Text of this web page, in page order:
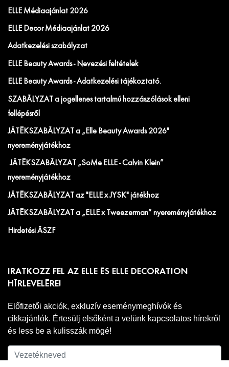
ELLE Médiaajánlat 2026
ELLE Decor Médiaajánlat 2026
Adatkezelési szabályzat
ELLE Beauty Awards - Nevezési feltételek
ELLE Beauty Awards - Adatkezelési tájékoztató.
SZABÁLYZAT a jogellenes tartalmú hozzászólások elleni
fellépésről
JÁTÉKSZABÁLYZAT a „Elle Beauty Awards 2026"
nyereményjátékhoz
JÁTÉKSZABÁLYZAT „SoMe ELLE - Calvin Klein”
nyereményjátékhoz
JÁTÉKSZABÁLYZAT az "ELLE x JYSK" játékhoz
JÁTÉKSZABÁLYZAT a „ELLE x Tweezerman” nyereményjátékhoz
Hirdetési ÁSZF
IRATKOZZ FEL AZ ELLE ÉS ELLE DECORATION
HÍRLEVELÉRE!
Előfizetői akciók, exkluzív eseménymeghívók és
cikkajánlók. Értesülj elsőként a velünk kapcsolatos hírekről
és less be a kulisszák mögé!